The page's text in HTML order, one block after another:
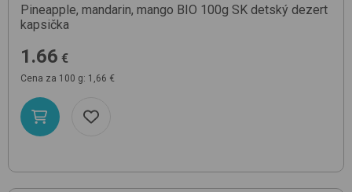
Pineapple, mandarin, mango BIO 100g SK detský dezert
kapsička
1.66 €
Cena za 100 g: 1,66 €